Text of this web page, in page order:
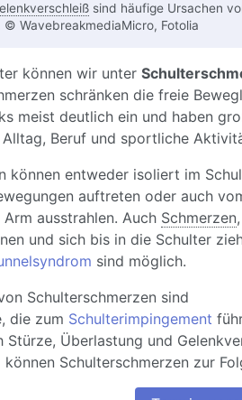
sind häufige Ursachen
© WavebreakmediaMicro, Fotolia
können wir unter
schränken die freie
meist deutlich ein und haben
Beruf und sportliche
können entweder isoliert im
auftreten oder auch
ausstrahlen. Auch Schmerzen
und sich bis in die Schulter
sind möglich.
Schulterschmerzen sind
die zum Schulterimpingement
Stürze, Überlastung und
können Schulterschmerzen zur